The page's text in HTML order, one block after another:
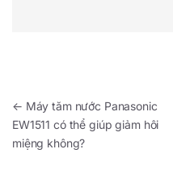
Điều hướng bài viết
← Máy tăm nước Panasonic
EW1511 có thể giúp giảm hôi
miệng không?